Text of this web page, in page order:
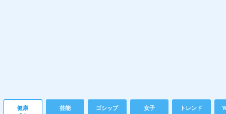
健康 芸能 ゴシップ 女子 トレンド